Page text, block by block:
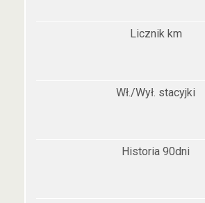
Licznik km
Wł./Wył. stacyjki
Historia 90dni